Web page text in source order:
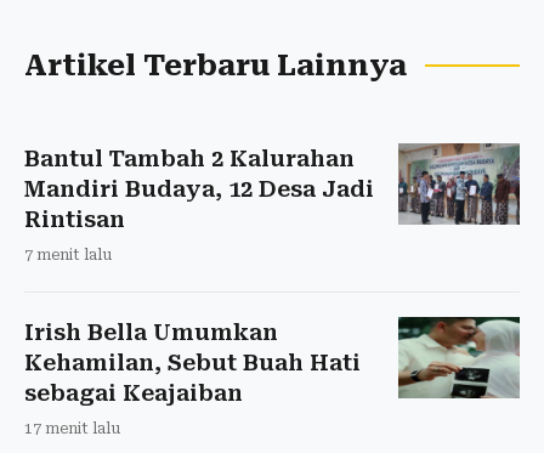
Artikel Terbaru Lainnya
Bantul Tambah 2 Kalurahan
Mandiri Budaya, 12 Desa Jadi
Rintisan
7 menit lalu
Irish Bella Umumkan
Kehamilan, Sebut Buah Hati
sebagai Keajaiban
17 menit lalu